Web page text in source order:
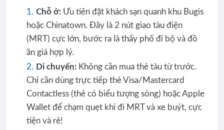
Chỗ ở:Ưu tiên đặt khách sạn quanh khu Bugis
hoặc Chinatown. Đây là 2 nút giao tàu điện
(MRT) cực lớn, bước ra là thấy phố đi bộ và đồ
ăn giá hợp lý.
Di chuyển:Không cần mua thẻ tàu từ trước.
Chỉ cần dùng trực tiếp thẻ Visa/Mastercard
Contactless (thẻ có biểu tượng sóng) hoặc Apple
Wallet để chạm quẹt khi đi MRT và xe buýt, cực
tiện và rẻ!